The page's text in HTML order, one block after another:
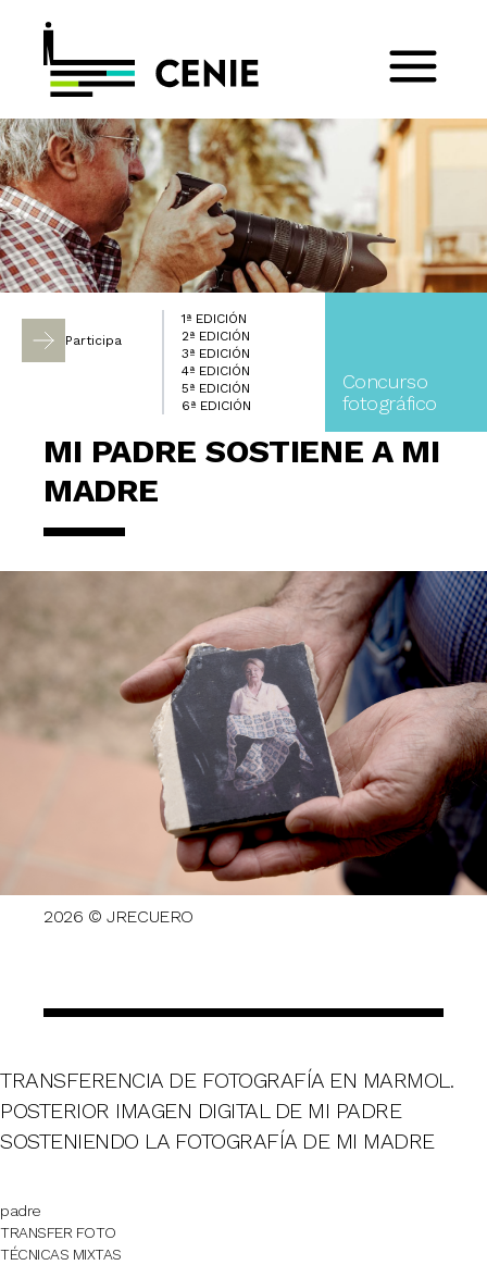
Participa
1ª EDICIÓN
2ª EDICIÓN
3ª EDICIÓN
4ª EDICIÓN
5ª EDICIÓN
6ª EDICIÓN
Concurso
fotográfico
MI PADRE SOSTIENE A MI
MADRE
2026 © JRECUERO
TRANSFERENCIA DE FOTOGRAFÍA EN MARMOL.
POSTERIOR IMAGEN DIGITAL DE MI PADRE
SOSTENIENDO LA FOTOGRAFÍA DE MI MADRE
padre
TRANSFER FOTO
TÉCNICAS MIXTAS